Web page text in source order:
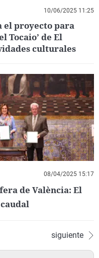
10/06/2025 11:25
el proyecto para
Tocaio’ de El
culturales
08/04/2025 15:17
de València: El
siguiente